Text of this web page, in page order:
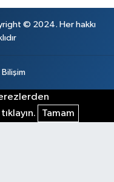
© 2024. Her hakkı
Bilişim
Tamam